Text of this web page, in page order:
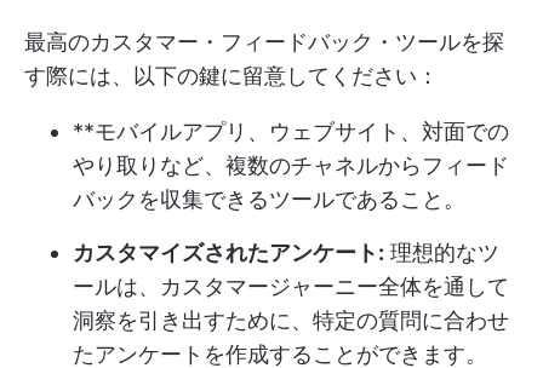
最高のカスタマー・フィードバック・ツールを探
す際には、以下の鍵に留意してください：
**モバイルアプリ、ウェブサイト、対面での
やり取りなど、複数のチャネルからフィード
バックを収集できるツールであること。
カスタマイズされたアンケート: 理想的なツ
ールは、カスタマージャーニー全体を通して
洞察を引き出すために、特定の質問に合わせ
たアンケートを作成することができます。